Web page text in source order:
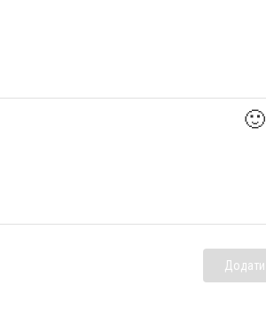
🙂
Додати